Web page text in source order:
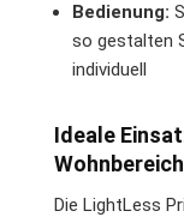
Bedienung:
so gestalten
individuell
Ideale
Wohnbereich
Die LightLess